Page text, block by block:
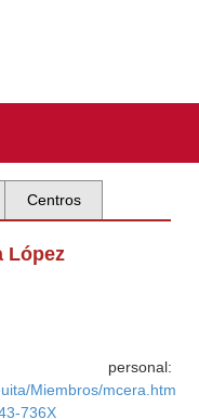
Centros
López
Miembros/mcera.htm
736X